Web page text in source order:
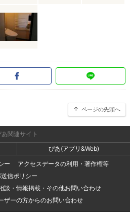
ページの先頭へ
あ関連サイト
ぴあ(アプリ&Web)
ー
アクセスデータの利用・著作権等
信ポリシー
談・情報掲載・その他お問い合わせ
ザーの方からのお問い合わせ